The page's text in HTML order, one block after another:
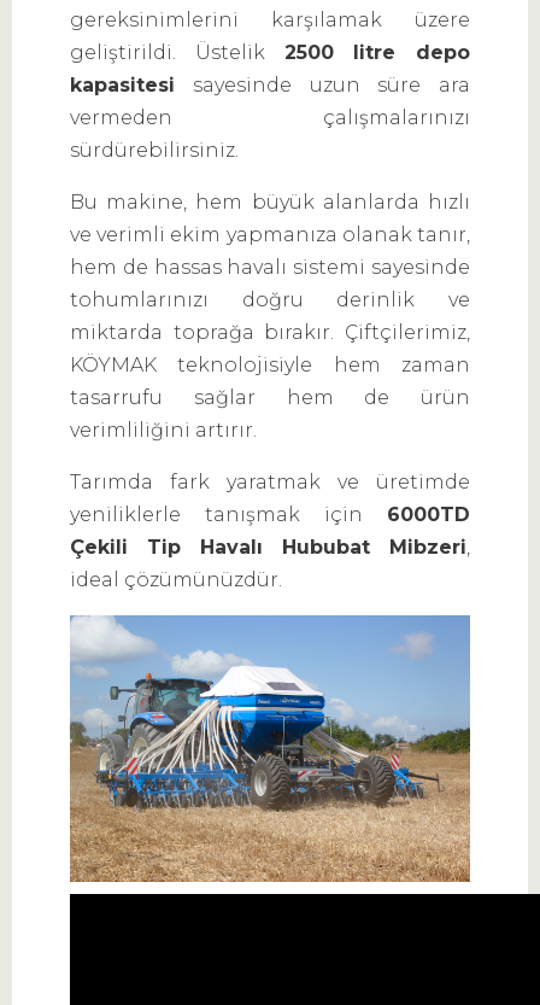
gereksinimlerini karşılamak üzere
geliştirildi. Üstelik 2500 litre depo
kapasitesi sayesinde uzun süre ara
vermeden çalışmalarınızı
sürdürebilirsiniz.
Bu makine, hem büyük alanlarda hızlı
ve verimli ekim yapmanıza olanak tanır,
hem de hassas havalı sistemi sayesinde
tohumlarınızı doğru derinlik ve
miktarda toprağa bırakır. Çiftçilerimiz,
KÖYMAK teknolojisiyle hem zaman
tasarrufu sağlar hem de ürün
verimliliğini artırır.
Tarımda fark yaratmak ve üretimde
yeniliklerle tanışmak için 6000TD
Çekili Tip Havalı Hububat Mibzeri,
ideal çözümünüzdür.